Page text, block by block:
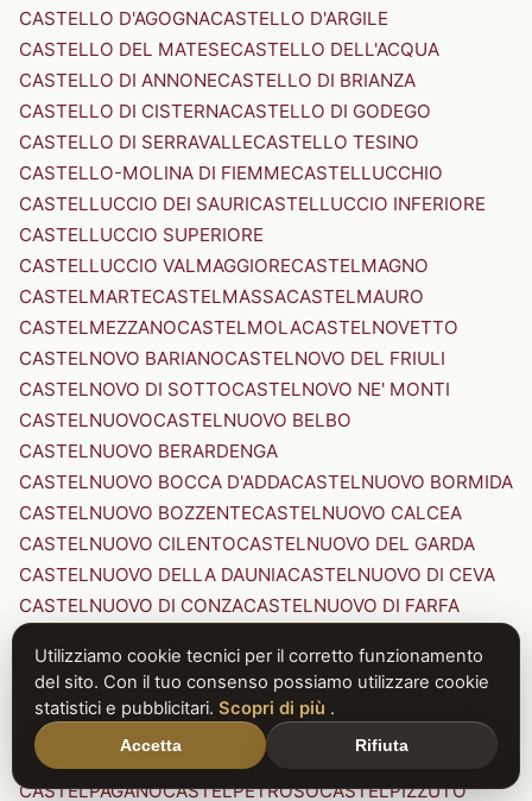
CASTELLO D'AGOGNACASTELLO D'ARGILE
CASTELLO DEL MATESECASTELLO DELL'ACQUA
CASTELLO DI ANNONECASTELLO DI BRIANZA
CASTELLO DI CISTERNACASTELLO DI GODEGO
CASTELLO DI SERRAVALLECASTELLO TESINO
CASTELLO-MOLINA DI FIEMMECASTELLUCCHIO
CASTELLUCCIO DEI SAURICASTELLUCCIO INFERIORE
CASTELLUCCIO SUPERIORE
CASTELLUCCIO VALMAGGIORECASTELMAGNO
CASTELMARTECASTELMASSACASTELMAURO
CASTELMEZZANOCASTELMOLACASTELNOVETTO
CASTELNOVO BARIANOCASTELNOVO DEL FRIULI
CASTELNOVO DI SOTTOCASTELNOVO NE' MONTI
CASTELNUOVOCASTELNUOVO BELBO
CASTELNUOVO BERARDENGA
CASTELNUOVO BOCCA D'ADDACASTELNUOVO BORMIDA
CASTELNUOVO BOZZENTECASTELNUOVO CALCEA
CASTELNUOVO CILENTOCASTELNUOVO DEL GARDA
CASTELNUOVO DELLA DAUNIACASTELNUOVO DI CEVA
CASTELNUOVO DI CONZACASTELNUOVO DI FARFA
CASTELNUOVO DI PORTO CASTELNUOVO DON BOSCO
CASTELNUOVO MAGRACASTELNUOVO NIGRA
CASTELNUOVO PARANOCASTELNUOVO RANGONE
CASTELNUOVO SCRIVIA
CASTELNUOVO VAL DI CECINA
CASTELPAGANOCASTELPETROSOCASTELPIZZUTO
Utilizziamo cookie tecnici per il corretto funzionamento
del sito. Con il tuo consenso possiamo utilizzare cookie
statistici e pubblicitari. Scopri di più .
Accetta Rifiuta